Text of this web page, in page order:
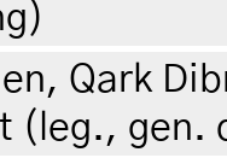
Qark
(leg., gen.